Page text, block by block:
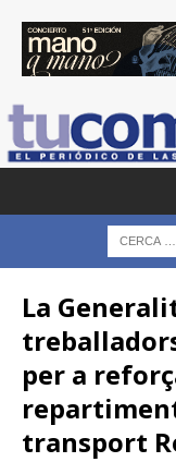
La
per a
transport